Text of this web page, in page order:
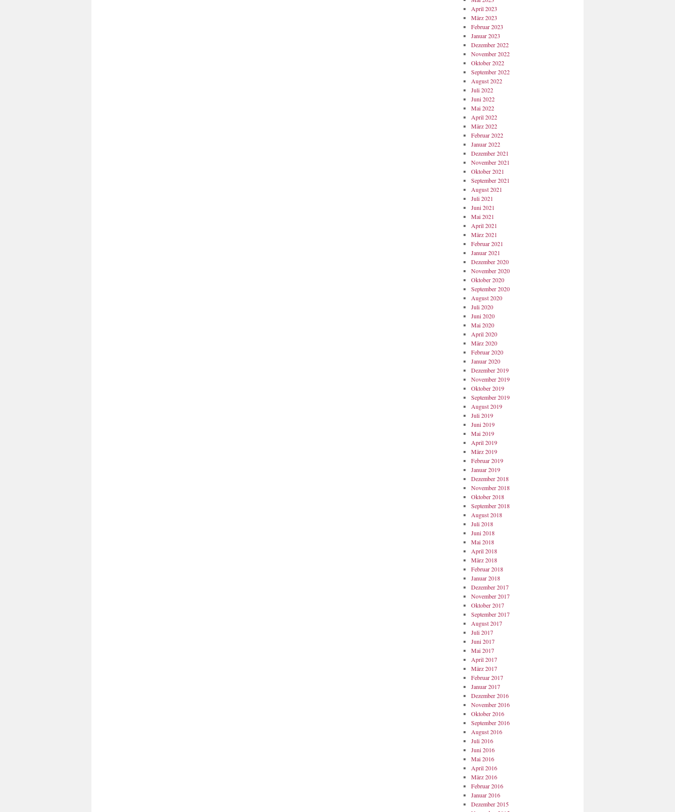
April 2023
März 2023
Februar 2023
Januar 2023
Dezember 2022
November 2022
Oktober 2022
September 2022
August 2022
Juli 2022
Juni 2022
Mai 2022
April 2022
März 2022
Februar 2022
Januar 2022
Dezember 2021
November 2021
Oktober 2021
September 2021
August 2021
Juli 2021
Juni 2021
Mai 2021
April 2021
März 2021
Februar 2021
Januar 2021
Dezember 2020
November 2020
Oktober 2020
September 2020
August 2020
Juli 2020
Juni 2020
Mai 2020
April 2020
März 2020
Februar 2020
Januar 2020
Dezember 2019
November 2019
Oktober 2019
September 2019
August 2019
Juli 2019
Juni 2019
Mai 2019
April 2019
März 2019
Februar 2019
Januar 2019
Dezember 2018
November 2018
Oktober 2018
September 2018
August 2018
Juli 2018
Juni 2018
Mai 2018
April 2018
März 2018
Februar 2018
Januar 2018
Dezember 2017
November 2017
Oktober 2017
September 2017
August 2017
Juli 2017
Juni 2017
Mai 2017
April 2017
März 2017
Februar 2017
Januar 2017
Dezember 2016
November 2016
Oktober 2016
September 2016
August 2016
Juli 2016
Juni 2016
Mai 2016
April 2016
März 2016
Februar 2016
Januar 2016
Dezember 2015